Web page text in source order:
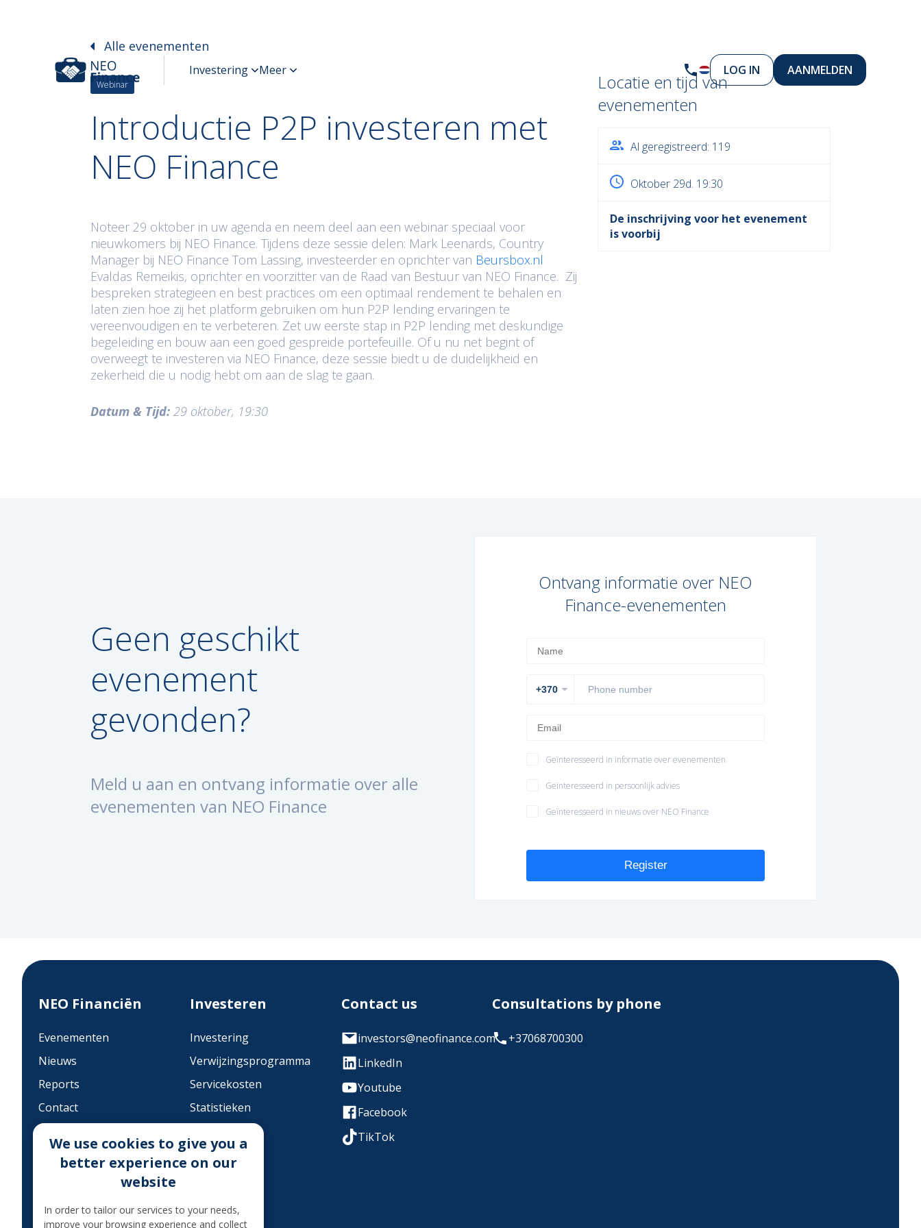
LOG IN AANMELDEN
Alle evenementen
Webinar
Introductie P2P investeren met
NEO Finance
Noteer 29 oktober in uw agenda en neem deel aan een webinar speciaal voor
nieuwkomers bij NEO Finance. Tijdens deze sessie delen: Mark Leenards, Country
Manager bij NEO Finance Tom Lassing, investeerder en oprichter van Beursbox.nl
Evaldas Remeikis, oprichter en voorzitter van de Raad van Bestuur van NEO Finance. Zij
bespreken strategieën en best practices om een optimaal rendement te behalen en
laten zien hoe zij het platform gebruiken om hun P2P lending ervaringen te
vereenvoudigen en te verbeteren. Zet uw eerste stap in P2P lending met deskundige
begeleiding en bouw aan een goed gespreide portefeuille. Of u nu net begint of
overweegt te investeren via NEO Finance, deze sessie biedt u de duidelijkheid en
zekerheid die u nodig hebt om aan de slag te gaan.
Datum & Tijd: 29 oktober, 19:30
Locatie en tijd van
evenementen
Al geregistreerd: 119
Oktober 29d. 19:30
De inschrijving voor het evenement
is voorbij
Geen geschikt
evenement
gevonden?
Meld u aan en ontvang informatie over alle
evenementen van NEO Finance
Ontvang informatie over NEO
Finance-evenementen
Geïnteresseerd in informatie over evenementen
Geïnteresseerd in persoonlijk advies
Geïnteresseerd in nieuws over NEO Finance
Register
NEO Financiën
Evenementen
Nieuws
Reports
Contact
MoQ
Invorderingsprocedure
RENTE
Investeren
Investering
Verwijzingsprogramma
Servicekosten
Statistieken
Categorieën
Contact us
investors@neofinance.com
LinkedIn
Youtube
Facebook
TikTok
Consultations by phone
+37068700300
We use cookies to give you a
better experience on our
website
In order to tailor our services to your needs,
improve your browsing experience and collect